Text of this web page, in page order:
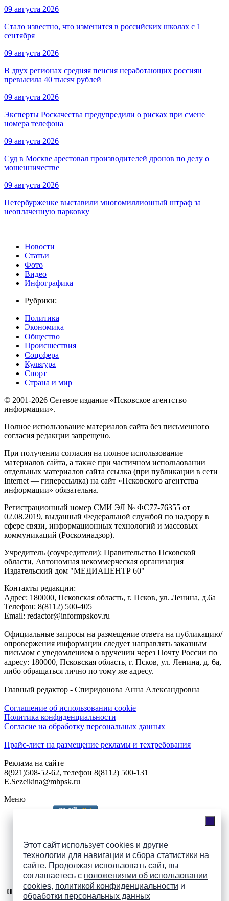
Этот сайт использует cookies и другие
технологии для навигации и сбора статистики на
сайте. Продолжая использовать сайт, вы
соглашаетесь с положениями об использовании
cookies, политикой конфиденциальности и
обработки персональных данных
09 августа 2026
Стало известно, что изменится в российских школах с 1
сентября
09 августа 2026
В двух регионах средняя пенсия неработающих россиян
превысила 40 тысяч рублей
09 августа 2026
Эксперты Роскачества предупредили о рисках при смене
номера телефона
09 августа 2026
Суд в Москве арестовал производителей дронов по делу о
мошенничестве
09 августа 2026
Петербурженке выставили многомиллионный штраф за
неоплаченную парковку
Новости
Статьи
Фото
Видео
Инфографика
Рубрики:
Политика
Экономика
Общество
Происшествия
Соцсфера
Культура
Спорт
Страна и мир
© 2001-2026 Сетевое издание «Псковское агентство
информации».
Полное использование материалов сайта без письменного
согласия редакции запрещено.
При получении согласия на полное использование
материалов сайта, а также при частичном использовании
отдельных материалов сайта ссылка (при публикации в сети
Internet — гиперссылка) на сайт «Псковского агентства
информации» обязательна.
Регистрационный номер СМИ ЭЛ № ФС77-76355 от
02.08.2019, выданный Федеральной службой по надзору в
сфере связи, информационных технологий и массовых
коммуникаций (Роскомнадзор).
Учредитель (соучредители): Правительство Псковской
области, Автономная некоммерческая организация
Издательский дом "МЕДИАЦЕНТР 60"
Контакты редакции:
Адреc: 180000, Псковская область, г. Псков, ул. Ленина, д.6а
Телефон: 8(8112) 500-405
Email: redactor@informpskov.ru
Официальные запросы на размещение ответа на публикацию/
опровержения информации следует направлять заказным
письмом с уведомлением о вручении через Почту России по
адресу: 180000, Псковская область, г. Псков, ул. Ленина, д. 6а,
либо обращаться лично по тому же адресу.
Главный редактор - Спиридонова Анна Александровна
Соглашение об использовании cookie
Политика конфиденциальности
Согласие на обработку персональных данных
Прайс-лист на размещение рекламы и техтребования
Реклама на сайте
8(921)508-52-62, телефон 8(8112) 500-131
E.Sezeikina@mhpsk.ru
Меню
Подпишись на группы
ПАИ в соцсетях!